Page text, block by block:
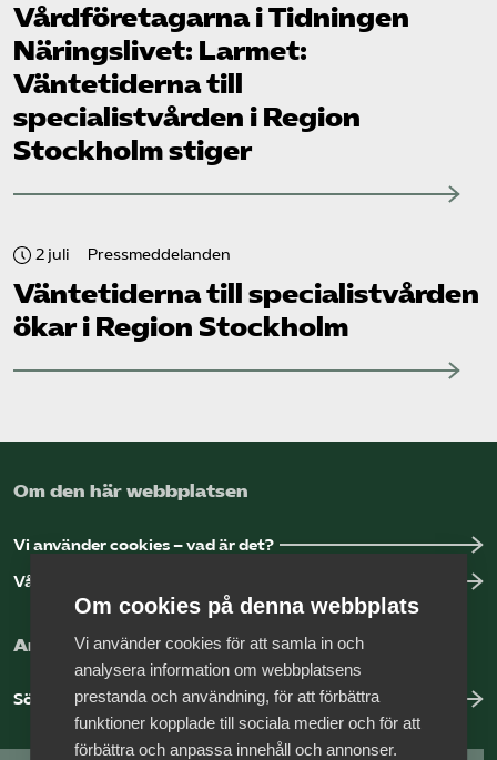
Vård­företagarna i Tidningen
Näringslivet: Larmet:
Väntetiderna till
specialistvården i Region
Stockholm stiger
2 juli Pressmeddelanden
Väntetiderna till specialistvården
ökar i Region Stockholm
Om den här webbplatsen
Vi använder cookies – vad är det?
Vår dataskyddspolicy
Arbeta hos Vårdföretagarna?
Sök jobb hos oss
Om cookies på denna webbplats
Vi använder cookies för att samla in och
analysera information om webbplatsens
prestanda och användning, för att förbättra
funktioner kopplade till sociala medier och för att
förbättra och anpassa innehåll och annonser.